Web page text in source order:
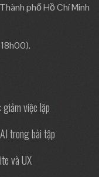
phố Hồ Chí Minh
việc lặp
trong bài tập
và UX